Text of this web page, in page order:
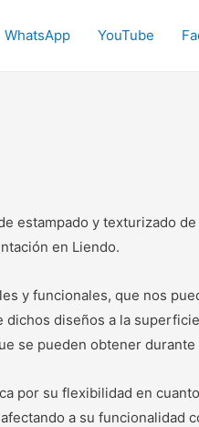
WhatsApp YouTube
estampado y texturizado
en Liendo.
y funcionales, que nos
diseños a la
se pueden obtener
por su flexibilidad en
a su funcionalidad